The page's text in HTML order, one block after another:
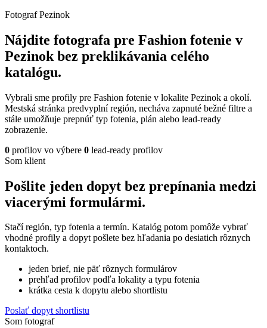
Fotograf Pezinok
Nájdite fotografa pre Fashion fotenie v
Pezinok bez preklikávania celého
katalógu.
Vybrali sme profily pre Fashion fotenie v lokalite Pezinok a okolí.
Mestská stránka predvyplní región, necháva zapnuté bežné filtre a
stále umožňuje prepnúť typ fotenia, plán alebo lead-ready
zobrazenie.
0 profilov vo výbere 0 lead-ready profilov
Som klient
Pošlite jeden dopyt bez prepínania medzi
viacerými formulármi.
Stačí región, typ fotenia a termín. Katalóg potom pomôže vybrať
vhodné profily a dopyt pošlete bez hľadania po desiatich rôznych
kontaktoch.
jeden brief, nie päť rôznych formulárov
prehľad profilov podľa lokality a typu fotenia
krátka cesta k dopytu alebo shortlistu
Poslať dopyt shortlistu
Som fotograf